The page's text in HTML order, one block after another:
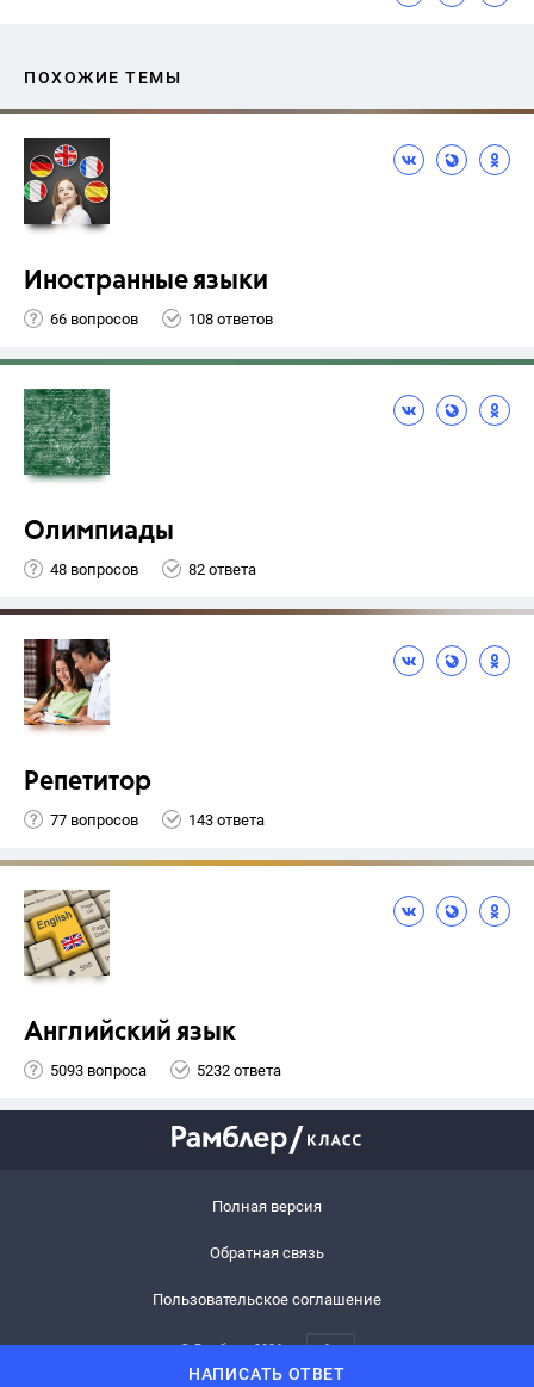
НАПИСАТЬ ОТВЕТ
ПОХОЖИЕ ТЕМЫ
Иностранные языки
66 вопросов 108 ответов
Олимпиады
48 вопросов 82 ответа
Репетитор
77 вопросов 143 ответа
Английский язык
5093 вопроса 5232 ответа
Полная версия
Обратная связь
Пользовательское соглашение
© Рамблер,2026 6+